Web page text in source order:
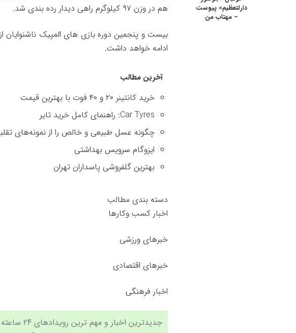
دارلتعظیم» پیوست
– مهتاب من
هم در وزن ۹۷ کیلوگرم راهی دیدار رده بندی شد.
ادامه خواهد داشت.
آخرین مطالب
خرید کانتینر ۲۰ و ۴۰ فوت با بهترین قیمت
Car Tyres: راهنمای کامل خرید تایر
چگونه عسل طبیعی و خالص را از نمونه‌های
ایزوگام سرویس بهداشتی
بهترین گلفروشی پاسداران تهران
دسته بندی مطالب
اخبار کسب وکارها
خبرهای ورزشی
خبرهای اقتصادی
اخبار فرهنگی
جدیدترین